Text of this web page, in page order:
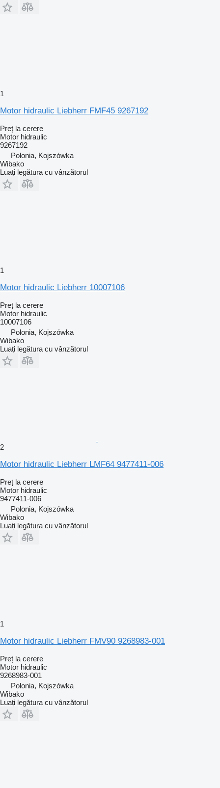
1
Motor hidraulic Liebherr FMF45 9267192
Preț la cerere
Motor hidraulic
9267192
Polonia, Kojszówka
Wibako
Luați legătura cu vânzătorul
1
Motor hidraulic Liebherr 10007106
Preț la cerere
Motor hidraulic
10007106
Polonia, Kojszówka
Wibako
Luați legătura cu vânzătorul
2
Motor hidraulic Liebherr LMF64 9477411-006
Preț la cerere
Motor hidraulic
9477411-006
Polonia, Kojszówka
Wibako
Luați legătura cu vânzătorul
1
Motor hidraulic Liebherr FMV90 9268983-001
Preț la cerere
Motor hidraulic
9268983-001
Polonia, Kojszówka
Wibako
Luați legătura cu vânzătorul